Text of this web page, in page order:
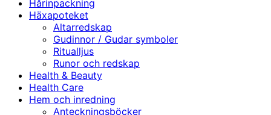
Hårinpackning
Häxapoteket
Altarredskap
Gudinnor / Gudar symboler
Ritualljus
Runor och redskap
Health & Beauty
Health Care
Hem och inredning
Anteckningsböcker